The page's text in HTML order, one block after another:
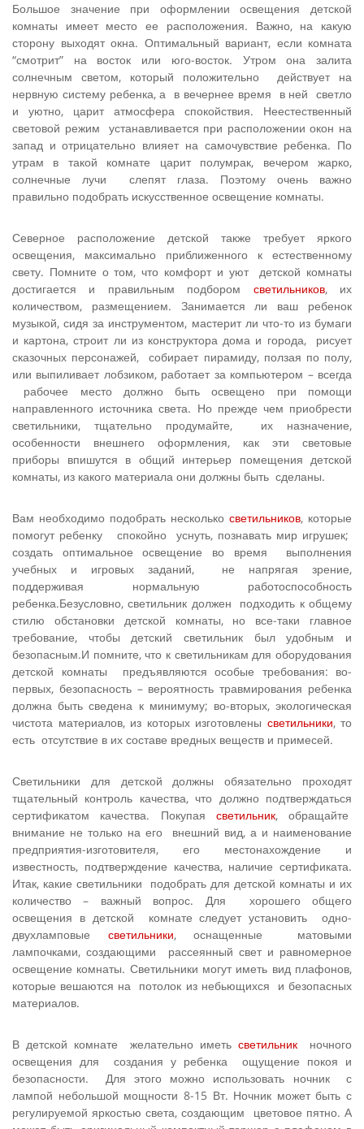
Большое значение при оформлении освещения детской
комнаты имеет место ее расположения. Важно, на какую
сторону выходят окна. Оптимальный вариант, если комната
“смотрит” на восток или юго-восток. Утром она залита
солнечным светом, который положительно действует на
нервную систе­му ребенка, а в вечернее время в ней светло
и уютно, царит атмосфера спокойствия. Неестественный
световой режим устанавливается при расположении окон на
запад и отрицательно влияет на самочувствие ребенка. По
утрам в такой комнате царит полумрак, вечером жарко,
солнечные лучи слепят глаза. Поэтому очень важно
правильно подобрать искусственное освещение комнаты.
Северное расположение детской также требует яркого
освещения, максимально приближенного к естественному
свету. Помните о том, что комфорт и уют детской комнаты
достигается и правильным подбором светильников, их
количеством, размещением. Занимается ли ваш ребенок
музыкой, сидя за инструментом, мастерит ли что-то из бумаги
и картона, стро­ит ли из конструктора дома и города, рисует
сказочных персонажей, собирает пирамиду, ползая по по­лу,
или выпиливает лобзиком, работает за компьютером – всегда
рабочее место должно быть освещено при помощи
направленного источника света. Но прежде чем приобрести
светильники, тщательно продумайте, их назначение,
особенности внешнего оформления, как эти световые
приборы впишутся в общий интерьер помещения детской
комнаты, из какого материала они должны быть сделаны.
Вам необходимо подобрать несколь­ко светильников, которые
помогут ребенку спокой­но уснуть, познавать мир игрушек;
создать оптимальное освещение во время выполнения
учебных и игровых заданий, не на­прягая зрение,
поддерживая нормальную работоспособность
ребенка.Безусловно, светильник должен подходить к общему
стилю обстановки детской комнаты, но все-таки главное
требование, чтобы детский све­тильник был удобным и
безопасным.И помните, что к светильникам для оборудования
детской комнаты предъявляются особые требования: во-
первых, безопасность – вероят­ность травмирования ребенка
должна быть сведена к минимуму; во-вторых, экологическая
чистота ма­териалов, из которых изготовлены светильники, то
есть отсутствие в их составе вредных веществ и примесей.
Светильники для детской должны обязательно проходят
тщательный контроль качества, что должно подтверждаться
сертификатом качества. Покупая светильник, обращайте
внимание не только на его внешний вид, а и наименование
предприятия-изготовителя, его местонахождение и
известность, подтверждение качества, наличие сертификата.
Итак, какие светильники подобрать для детской комнаты и их
количество – важный вопрос. Для хорошего об­щего
освещения в дет­ской комнате следует установить одно-
двухламповые светильники, оснащенные матовыми
лампочками, создающими рассеянный свет и равномерное
освещение комнаты. Светильники могут иметь вид плафонов,
которые вешаются на потолок из небьющихся и безопасных
материалов.
В детской комнате желательно иметь светильникночного
освещения для создания у ребенка ощущение покоя и
безопас­ности. Для этого можно использовать ночник с
лампой небольшой мощности 8-15 Вт. Ночник может быть с
регули­руемой яркостью света, создающим цветовое пятно. А